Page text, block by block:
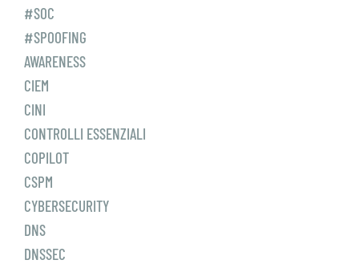
#SOC
#SPOOFING
AWARENESS
CIEM
CINI
CONTROLLI ESSENZIALI
COPILOT
CSPM
CYBERSECURITY
DNS
DNSSEC